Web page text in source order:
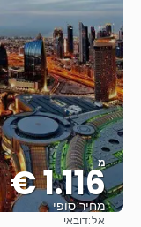
מ
1.116 €
מחיר סופי
אל:דובאי